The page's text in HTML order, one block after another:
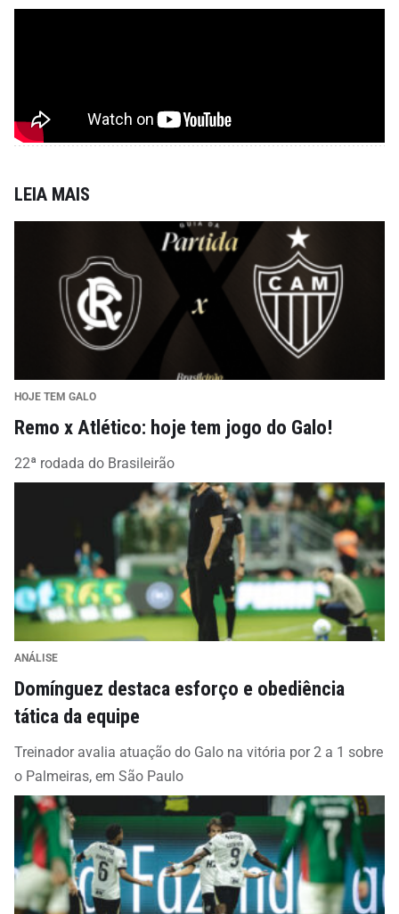
LEIA MAIS
HOJE TEM GALO
Remo x Atlético: hoje tem jogo do Galo!
22ª rodada do Brasileirão
ANÁLISE
Domínguez destaca esforço e obediência
tática da equipe
Treinador avalia atuação do Galo na vitória por 2 a 1 sobre
o Palmeiras, em São Paulo